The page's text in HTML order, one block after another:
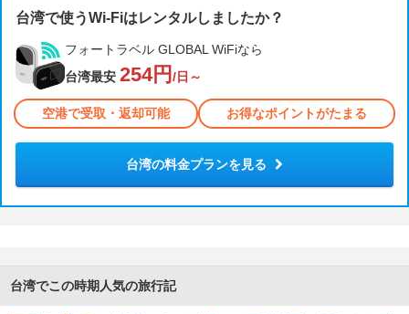
台湾で使うWi-Fiはレンタルしましたか？
フォートラベル GLOBAL WiFiなら
台湾最安 254円 /日～
空港で受取・返却可能 お得なポイントがたまる
台湾の料金プランを見る
台湾でこの時期人気の旅行記